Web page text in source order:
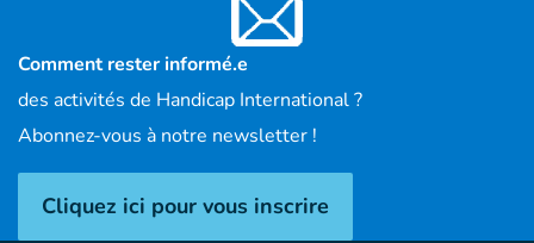
Comment rester informé.e
des activités de Handicap International ?
Abonnez-vous à notre newsletter !
Cliquez ici pour vous inscrire